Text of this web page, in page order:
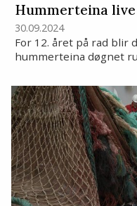
Hummerteina
30.09.2024
For 12. året på rad blir
hummerteina døgnet